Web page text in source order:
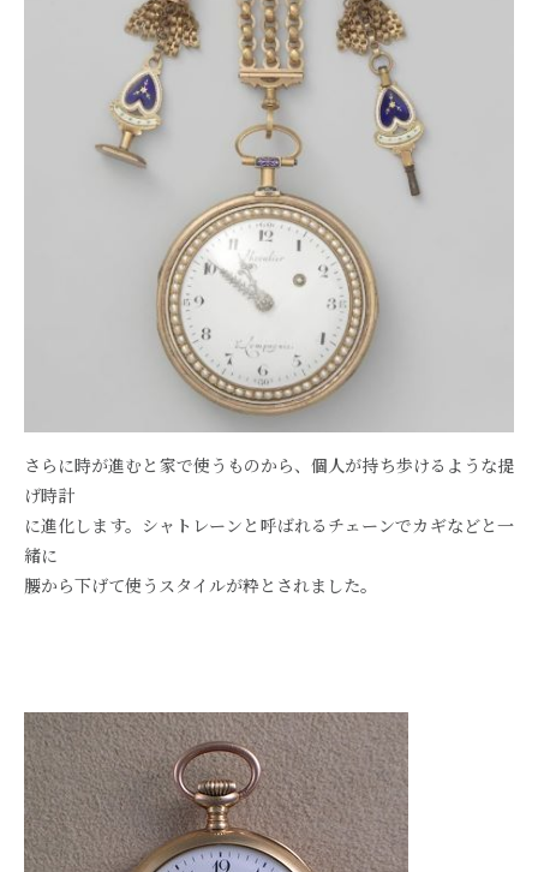
さらに時が進むと家で使うものから、個人が持ち歩けるような提
げ時計
に進化します。シャトレーンと呼ばれるチェーンでカギなどと一
緒に
腰から下げて使うスタイルが粋とされました。